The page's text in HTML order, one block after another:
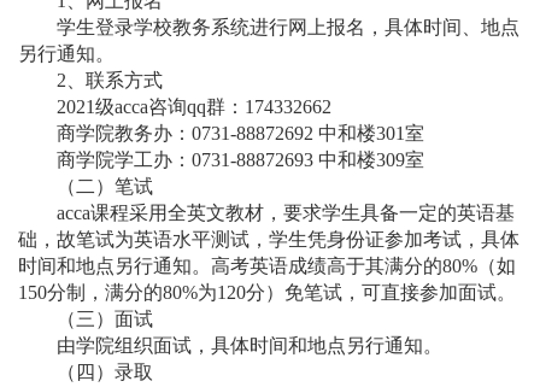
学生登录学校教务系统进行网上报名 ， 具体时间
地点
另行通知。
2 、联系方式
2021级acca咨询qq群： 174332662
商学院教务办 ： 0731-88872692 中和楼301室
商学院学工办 ： 0731-88872693 中和楼309室
（二）笔试
acca课程采用全英文教材，要求学生具备一定的英语基
础， 故笔试为英语水平测试，学生凭身份证参加考试 ，具体
时间和地点另行通知。 高考英语成绩高于其满分的80% （如
150分制 ， 满分的80%为120分） 免笔试， 可直接参加面试。
（三）面试
由学院组织面试，具体时间和地点另行通知。
（四）录取